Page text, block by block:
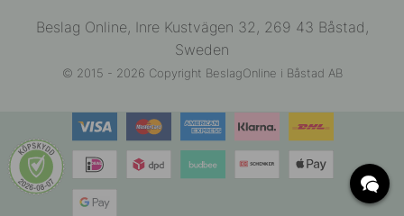
Beslag Online, Inre Kustvägen 32, 269 43 Båstad,
Sweden
© 2015 - 2026 Copyright BeslagOnline i Båstad AB